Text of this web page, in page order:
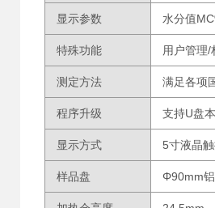
显示参数 水分值
特殊功能 用户管理
测定方法 满足各项
程序升级 支持U盘
显示方式 5寸液晶
样品盘 Φ90mm